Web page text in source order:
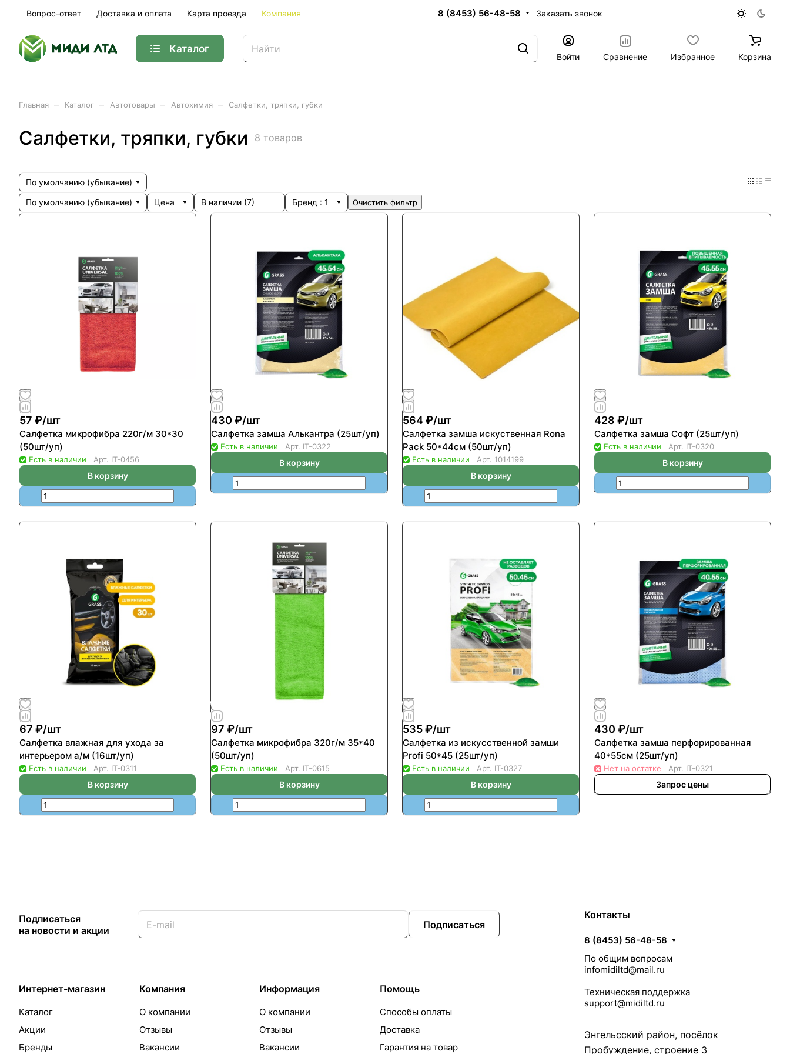
Вопрос-ответ Доставка и оплата Карта проезда Компания 8 (8453) 56-48-58 Заказать звонок
Каталог
Войти Сравнение Избранное Корзина
Главная Каталог Автотовары Автохимия Салфетки, тряпки, губки
Салфетки, тряпки, губки 8 товаров
По умолчанию (убывание)
По умолчанию (убывание)
Цена В наличии (7) Бренд : 1 Очистить фильтр
57 ₽/шт
Салфетка микрофибра 220г/м 30*30
(50шт/уп)
Есть в наличии Арт. IT-0456
В корзину
430 ₽/шт
Салфетка замша Алькантра (25шт/уп)
Есть в наличии Арт. IT-0322
В корзину
564 ₽/шт
Салфетка замша искуственная Rona
Pack 50*44см (50шт/уп)
Есть в наличии Арт. 1014199
В корзину
428 ₽/шт
Салфетка замша Софт (25шт/уп)
Есть в наличии Арт. IT-0320
В корзину
67 ₽/шт
Салфетка влажная для ухода за
интерьером а/м (16шт/уп)
Есть в наличии Арт. IT-0311
В корзину
97 ₽/шт
Салфетка микрофибра 320г/м 35*40
(50шт/уп)
Есть в наличии Арт. IT-0615
В корзину
535 ₽/шт
Салфетка из искусственной замши
Profi 50*45 (25шт/уп)
Есть в наличии Арт. IT-0327
В корзину
430 ₽/шт
Салфетка замша перфорированная
40*55см (25шт/уп)
Нет на остатке Арт. IT-0321
Запрос цены
Подписаться
на новости и акции
Подписаться
Интернет-магазин
Каталог
Акции
Бренды
Компания
О компании
Отзывы
Вакансии
Информация
О компании
Отзывы
Вакансии
Помощь
Способы оплаты
Доставка
Гарантия на товар
Контакты
8 (8453) 56-48-58
По общим вопросам
infomidiltd@mail.ru
Техническая поддержка
support@midiltd.ru
Энгельсский район, посёлок
Пробуждение, строение 3